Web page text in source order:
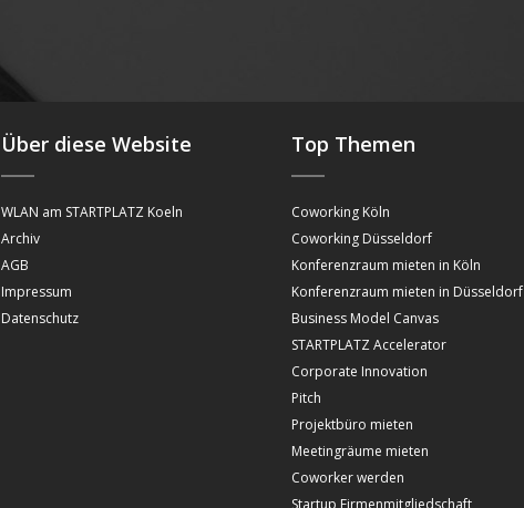
Über diese Website
WLAN am STARTPLATZ Koeln
Archiv
AGB
Impressum
Datenschutz
Top Themen
Coworking Köln
Coworking Düsseldorf
Konferenzraum mieten in Köln
Konferenzraum mieten in Düsseldorf
Business Model Canvas
STARTPLATZ Accelerator
Corporate Innovation
Pitch
Projektbüro mieten
Meetingräume mieten
Coworker werden